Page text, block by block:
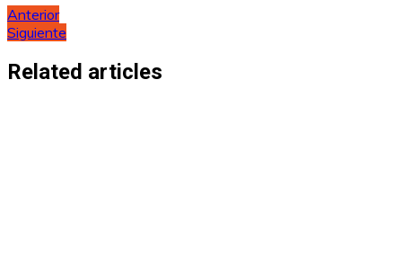
Navegación
de
entradas
Anterior
Siguiente
Related articles